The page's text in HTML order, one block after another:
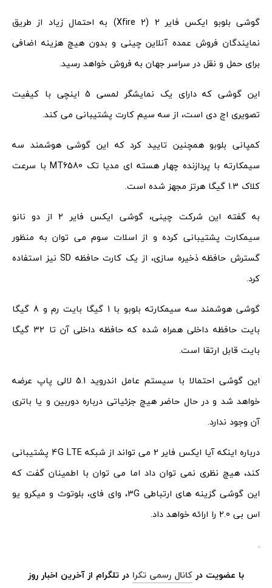
گوشی بلوبو ایکس فایر 2 (Xfire 2) به احتمال زیاد از طریق
نمایندگان فروش عمده آنلاین چینی و بدون هیچ هزینه اضافی
برای حمل و نقل در سراسر جهان به فروش خواهد رسید.
این گوشی که دارای یک نمایشگر لمسی 5 اینچی با کیفیت
تصویری اچ دی است، از سه سیم کارت پشتیبانی می کند.
کمپانی بلوبو همچنین تایید کرد که این گوشی هوشمند سه
سیمکارته با پردازنده چهار هسته ای مدیا تک MT6580 با سرعت
کلاک 1.3 گیگا هرتز مجهز شده است.
به گفته این شرکت چینی، گوشی ایکس فایر 2 از دو نانو
سیمکارت پشتیبانی کرده و از اسلات سوم می توان به منظور
گسترش حافظه ذخیره سازی، از یک کارت حافظه SD نیز استفاده
کرد.
گوشی هوشمند سه سیمکارته بلوبو با 1 گیگا بایت رم و 8 گیگا
بایت حافظه داخلی همراه شده که حافظه داخلی آن تا 32 گیگا
بایت قابل ارتقا است.
این گوشی احتمالا با سیستم عامل اندروید 5.1 لالی پاپ عرضه
خواهد شد و در حال حاضر هیچ جزئیاتی درباره دوربین و یا باتری
آن وجود ندارد.
درباره اینکه آیا ایکس فایر 2 می تواند از شبکه 4G LTE پشتیبانی
کند، هیچ نظری نمی توان داد اما می توان با اطمینان گفت که
این گوشی گزینه های ارتباطی 3G، وای فای، بلوتوث و میکرو یو
اس بی 2.0 را ارائه خواهد داد.
.
با عضویت در کانال رسمی تکرا در تلگرام از آخرین اخبار روز